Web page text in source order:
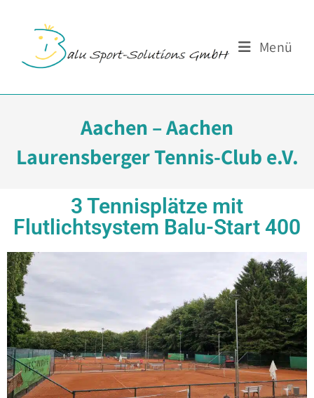
Menü
Aachen – Aachen
Laurensberger Tennis-Club e.V.
3 Tennisplätze mit
Flutlichtsystem Balu-Start 400